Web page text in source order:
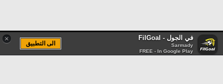
× في الجول - FilGoal
Sarmady
FREE - In Google Play
الى التطبيق